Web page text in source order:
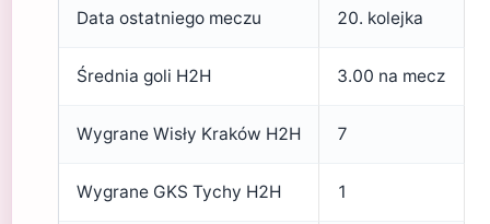
Data ostatniego meczu 20. kolejka
Średnia goli H2H 3.00 na mecz
Wygrane Wisły Kraków H2H 7
Wygrane GKS Tychy H2H 1